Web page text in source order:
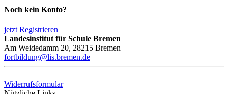
Noch kein Konto?
jetzt Registrieren
Landesinstitut für Schule Bremen
Am Weidedamm 20, 28215 Bremen
fortbildung@lis.bremen.de
Widerrufsformular